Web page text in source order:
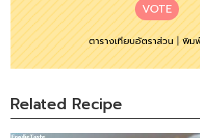
VOTE
ตารางเทียบอัตราส่วน|พิม
Related Recipe